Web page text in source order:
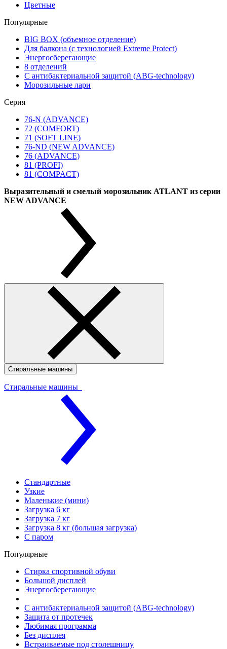
Цветные
Популярные
BIG BOX (объемное отделение)
Для балкона (с технологией Extreme Protect)
Энергосберегающие
8 отделений
С антибактериальной защитой (ABG-technology)
Морозильные лари
Серия
76-N (ADVANCE)
72 (COMFORT)
71 (SOFT LINE)
76-ND (NEW ADVANCE)
76 (ADVANCE)
81 (PROFI)
81 (COMPACT)
Выразительный и смелый морозильник ATLANT из серии
NEW ADVANCE
Стиральные машины
Стиральные машины
Стандартные
Узкие
Маленькие (мини)
Загрузка 6 кг
Загрузка 7 кг
Загрузка 8 кг (большая загрузка)
С паром
Популярные
Стирка спортивной обуви
Большой дисплей
Энергосберегающие
С антибактериальной защитой (ABG-technology)
Защита от протечек
Любимая программа
Без дисплея
Встраиваемые под столешницу